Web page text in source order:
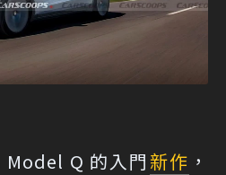
Q 的入門 新作 ，